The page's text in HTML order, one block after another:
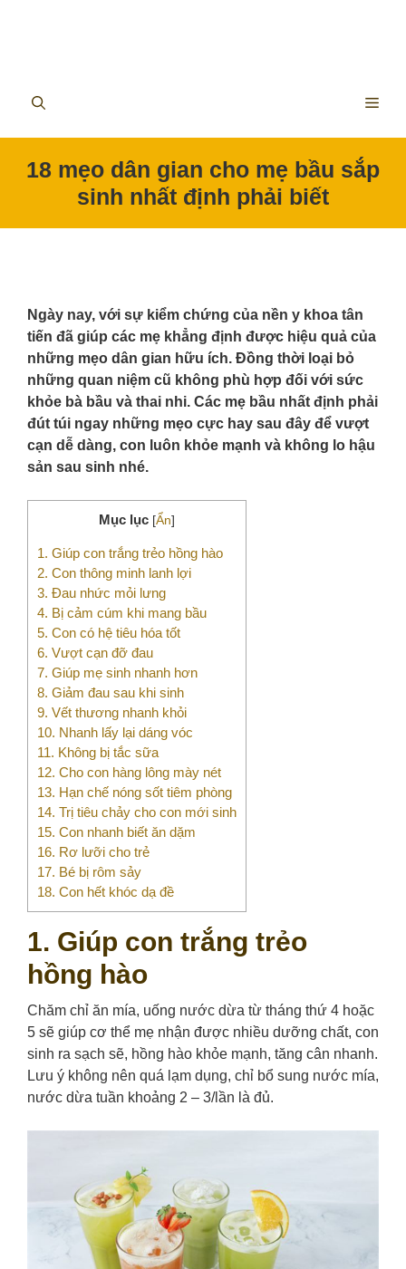
18 mẹo dân gian cho mẹ bầu sắp
sinh nhất định phải biết
Ngày nay, với sự kiểm chứng của nền y khoa tân
tiến đã giúp các mẹ khẳng định được hiệu quả của
những mẹo dân gian hữu ích. Đồng thời loại bỏ
những quan niệm cũ không phù hợp đối với sức
khỏe bà bầu và thai nhi. Các mẹ bầu nhất định phải
đút túi ngay những mẹo cực hay sau đây để vượt
cạn dễ dàng, con luôn khỏe mạnh và không lo hậu
sản sau sinh nhé.
Mục lục [Ẩn]
1. Giúp con trắng trẻo hồng hào
2. Con thông minh lanh lợi
3. Đau nhức mỏi lưng
4. Bị cảm cúm khi mang bầu
5. Con có hệ tiêu hóa tốt
6. Vượt cạn đỡ đau
7. Giúp mẹ sinh nhanh hơn
8. Giảm đau sau khi sinh
9. Vết thương nhanh khỏi
10. Nhanh lấy lại dáng vóc
11. Không bị tắc sữa
12. Cho con hàng lông mày nét
13. Hạn chế nóng sốt tiêm phòng
14. Trị tiêu chảy cho con mới sinh
15. Con nhanh biết ăn dặm
16. Rơ lưỡi cho trẻ
17. Bé bị rôm sảy
18. Con hết khóc dạ đề
1. Giúp con trắng trẻo
hồng hào
Chăm chỉ ăn mía, uống nước dừa từ tháng thứ 4 hoặc
5 sẽ giúp cơ thể mẹ nhận được nhiều dưỡng chất, con
sinh ra sạch sẽ, hồng hào khỏe mạnh, tăng cân nhanh.
Lưu ý không nên quá lạm dụng, chỉ bổ sung nước mía,
nước dừa tuần khoảng 2 – 3/lần là đủ.